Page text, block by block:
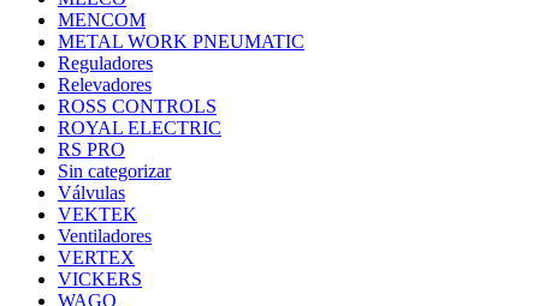
MENCOM
METAL WORK PNEUMATIC
Reguladores
Relevadores
ROSS CONTROLS
ROYAL ELECTRIC
RS PRO
Sin categorizar
Válvulas
VEKTEK
Ventiladores
VERTEX
VICKERS
WAGO